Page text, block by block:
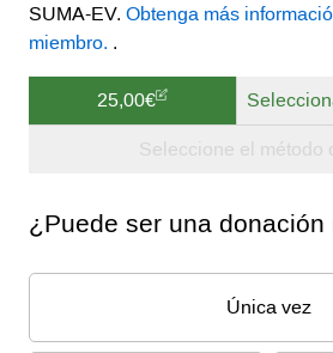
SUMA-EV. Obtenga más
miembro. .
25,00€
Seleccione el método
¿Puede ser una donación
Única vez